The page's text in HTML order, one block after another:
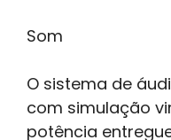
Som
O sistema de
com simulação
potência